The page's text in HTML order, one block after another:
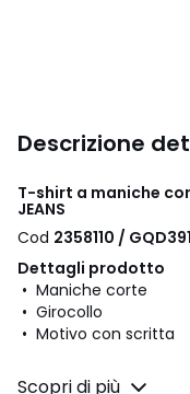
Descrizione
T-shirt a maniche
JEANS
Cod 2358110 / GQD391
Dettagli prodotto
• Maniche corte
• Girocollo
• Motivo con scritta
Composizione e
Scopri di più